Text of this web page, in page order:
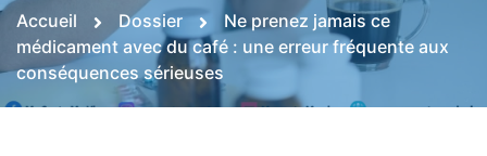
Accueil Dossier
Ne prenez jamais ce
médicament avec du café : une erreur fréquente aux
conséquences sérieuses